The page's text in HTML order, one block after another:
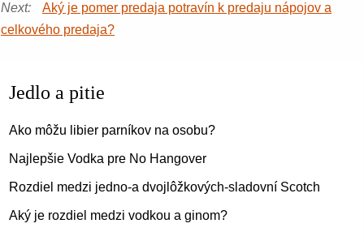
Next:
Aký je pomer predaja potravín k predaju nápojov a
celkového predaja?
Jedlo a pitie
Ako môžu libier parníkov na osobu?
Najlepšie Vodka pre No Hangover
Rozdiel medzi jedno-a dvojlôžkových-sladovní Scotch
Aký je rozdiel medzi vodkou a ginom?